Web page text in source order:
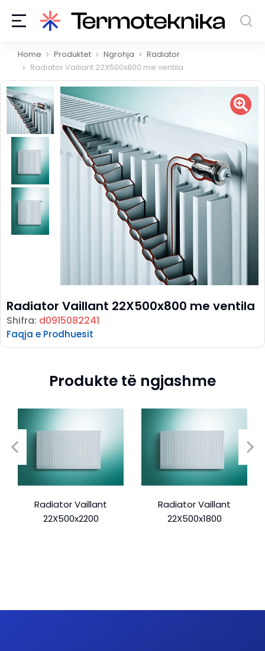
You are here:
Home Produktet Ngrohja
Radiator
Radiator Vaillant 22X500x800 me ventila
Radiator Vaillant 22X500x800 me ventila
Shifra: d0915082241
Faqja e Prodhuesit
Produkte të ngjashme
Radiator Vaillant
22X500x2200
Radiator Vaillant
22X500x1800